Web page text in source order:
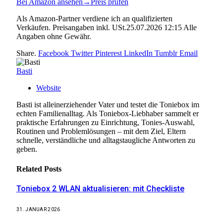
Bei Amazon ansehen→Preis prüfen
Als Amazon-Partner verdiene ich an qualifizierten
Verkäufen. Preisangaben inkl. USt.25.07.2026 12:15 Alle
Angaben ohne Gewähr.
Share. Facebook Twitter Pinterest LinkedIn Tumblr Email
Basti
Website
Basti ist alleinerziehender Vater und testet die Toniebox im
echten Familienalltag. Als Toniebox-Liebhaber sammelt er
praktische Erfahrungen zu Einrichtung, Tonies-Auswahl,
Routinen und Problemlösungen – mit dem Ziel, Eltern
schnelle, verständliche und alltagstaugliche Antworten zu
geben.
Related Posts
Toniebox 2 WLAN aktualisieren: mit Checkliste
31. JANUAR 2026